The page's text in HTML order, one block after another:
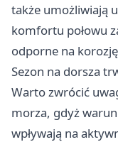
także umożliwiają
komfortu połowu
odporne na
Sezon na dorsza
Warto zwrócić
morza, gdyż
wpływają na